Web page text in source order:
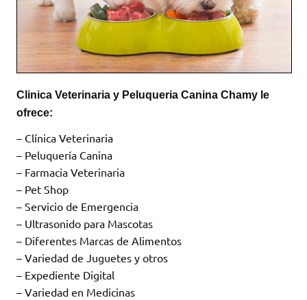
Clinica Veterinaria y Peluqueria Canina Chamy le
ofrece:
– Clínica Veterinaria
– Peluquería Canina
– Farmacia Veterinaria
– Pet Shop
– Servicio de Emergencia
– Ultrasonido para Mascotas
– Diferentes Marcas de Alimentos
– Variedad de Juguetes y otros
– Expediente Digital
– Variedad en Medicinas